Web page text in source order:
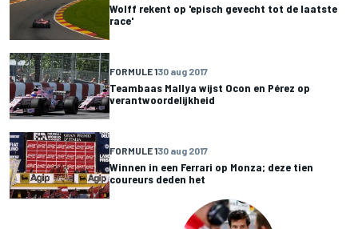
Wolff rekent op 'episch gevecht tot de laatste
race'
FORMULE 130 aug 2017
Teambaas Mallya wijst Ocon en Pérez op
verantwoordelijkheid
FORMULE 130 aug 2017
Winnen in een Ferrari op Monza; deze tien
coureurs deden het